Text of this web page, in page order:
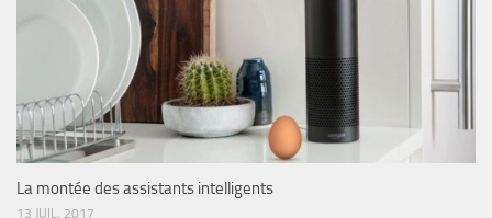
La montée des assistants intelligents
13 JUIL, 2017